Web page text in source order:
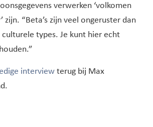
verwerken ‘volkomen
zijn. “Beta’s zijn veel ongeruster dan
types. Je kunt hier echt
interviewterug bij Max